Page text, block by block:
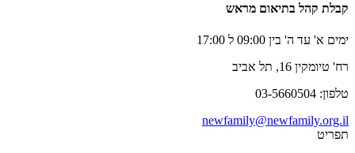
קבלת קהל בתיאום מראש
ימים א' עד ה' בין 09:00 ל 17:00
רח' טיומקין 16, תל אביב
טלפון: 03-5660504
newfamily@newfamily.org.il
תפריט